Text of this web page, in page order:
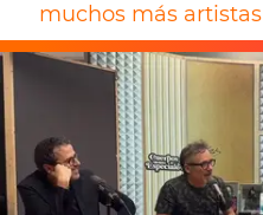
muchos más artistas